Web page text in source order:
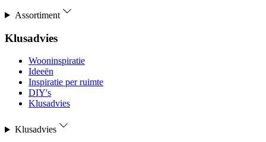
Assortiment
Klusadvies
Wooninspiratie
Ideeën
Inspiratie per ruimte
DIY's
Klusadvies
Klusadvies